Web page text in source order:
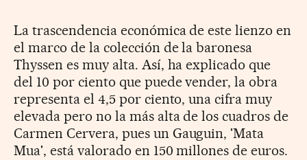
La trascendencia económica de este lienzo en
el marco de la colección de la baronesa
Thyssen es muy alta. Así, ha explicado que
del 10 por ciento que puede vender, la obra
representa el 4,5 por ciento, una cifra muy
elevada pero no la más alta de los cuadros de
Carmen Cervera, pues un Gauguin, 'Mata
Mua', está valorado en 150 millones de euros.